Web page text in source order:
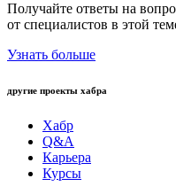
Получайте ответы на
от специалистов в этой
Узнать больше
другие проекты хабра
Хабр
Q&A
Карьера
Курсы